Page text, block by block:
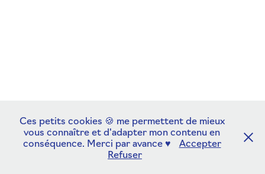
Ces petits cookies 🍪 me permettent de mieux
vous connaître et d'adapter mon contenu en
conséquence. Merci par avance ♥︎
Accepter
Refuser